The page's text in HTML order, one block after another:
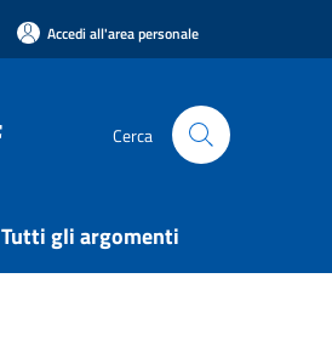
Accedi all'area personale
Cerca
Tutti gli argomenti